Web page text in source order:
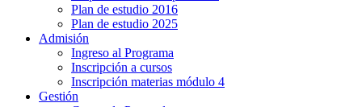
Plan de estudio 2016
Plan de estudio 2025
Admisión
Ingreso al Programa
Inscripción a cursos
Inscripción materias módulo 4
Gestión